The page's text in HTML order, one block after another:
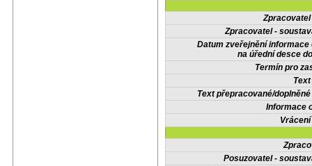
Zpracovatel -
Datum zveřejnění informace
na úřední desce
Termín pro
Text přepracované/
Informace
Posuzovatel -